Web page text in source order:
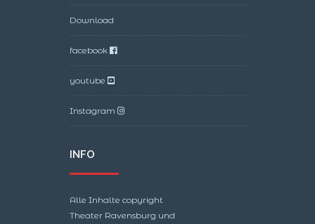
Download
facebook
youtube
Instagram
INFO
Alle Inhalte copyright
Theater Ravensburg und